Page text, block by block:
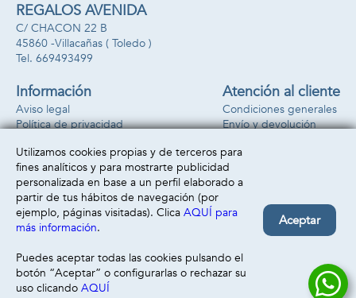
REGALOS AVENIDA
C/ CHACON 22 B
45860 -Villacañas ( Toledo )
669493499
Información
Aviso legal
Política de privacidad
Atención al cliente
Condiciones generales
Envío y devolución
Formas de pago
Utilizamos cookies propias y de terceros para
fines analíticos y para mostrarte publicidad
personalizada en base a un perfil elaborado a
partir de tus hábitos de navegación (por
ejemplo, páginas visitadas). Clica AQUÍ para
más información.
Puedes aceptar todas las cookies pulsando el
botón “Aceptar” o configurarlas o rechazar su
uso clicando AQUÍ
Aceptar